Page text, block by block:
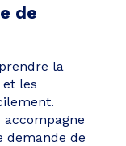
de
la
les
accompagne
demande de